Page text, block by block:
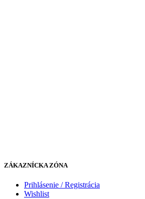
ZÁKAZNÍCKA ZÓNA
Prihlásenie / Registrácia
Wishlist